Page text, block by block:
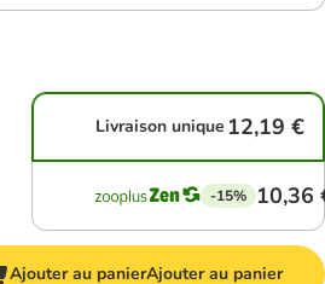
Livraison unique 12,19 €
-15% 10,36
Ajouter au panierAjouter au panier